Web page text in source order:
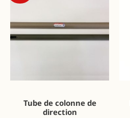
Tube de colonne de
direction